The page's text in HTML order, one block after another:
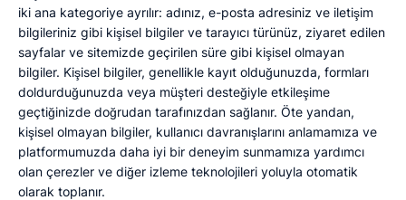
iki ana kategoriye ayrılır: adınız, e-posta adresiniz ve iletişim
bilgileriniz gibi kişisel bilgiler ve tarayıcı türünüz, ziyaret edilen
sayfalar ve sitemizde geçirilen süre gibi kişisel olmayan
bilgiler. Kişisel bilgiler, genellikle kayıt olduğunuzda, formları
doldurduğunuzda veya müşteri desteğiyle etkileşime
geçtiğinizde doğrudan tarafınızdan sağlanır. Öte yandan,
kişisel olmayan bilgiler, kullanıcı davranışlarını anlamamıza ve
platformumuzda daha iyi bir deneyim sunmamıza yardımcı
olan çerezler ve diğer izleme teknolojileri yoluyla otomatik
olarak toplanır.